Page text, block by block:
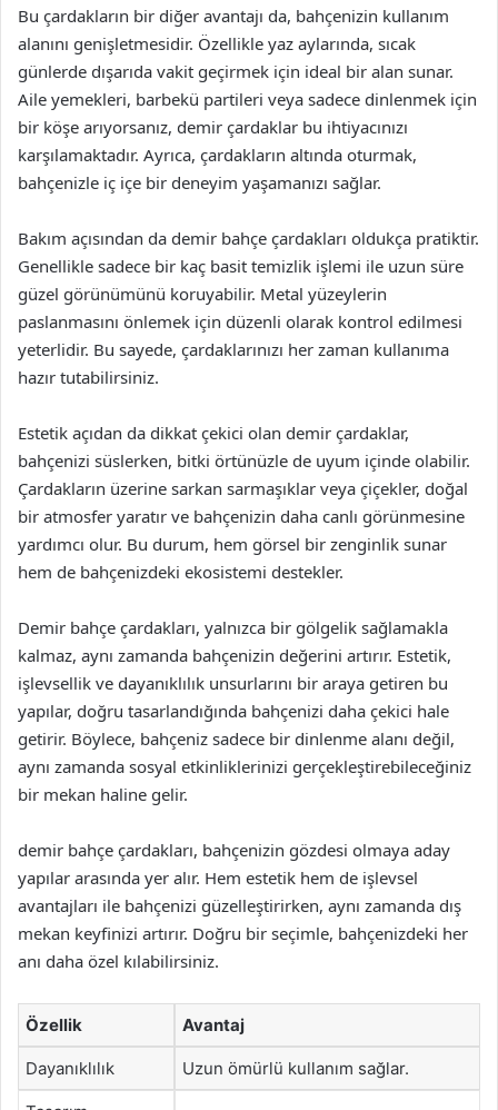
Bu çardakların bir diğer avantajı da, bahçenizin kullanım
alanını genişletmesidir. Özellikle yaz aylarında, sıcak
günlerde dışarıda vakit geçirmek için ideal bir alan sunar.
Aile yemekleri, barbekü partileri veya sadece dinlenmek için
bir köşe arıyorsanız, demir çardaklar bu ihtiyacınızı
karşılamaktadır. Ayrıca, çardakların altında oturmak,
bahçenizle iç içe bir deneyim yaşamanızı sağlar.
Bakım açısından da demir bahçe çardakları oldukça pratiktir.
Genellikle sadece bir kaç basit temizlik işlemi ile uzun süre
güzel görünümünü koruyabilir. Metal yüzeylerin
paslanmasını önlemek için düzenli olarak kontrol edilmesi
yeterlidir. Bu sayede, çardaklarınızı her zaman kullanıma
hazır tutabilirsiniz.
Estetik açıdan da dikkat çekici olan demir çardaklar,
bahçenizi süslerken, bitki örtünüzle de uyum içinde olabilir.
Çardakların üzerine sarkan sarmaşıklar veya çiçekler, doğal
bir atmosfer yaratır ve bahçenizin daha canlı görünmesine
yardımcı olur. Bu durum, hem görsel bir zenginlik sunar
hem de bahçenizdeki ekosistemi destekler.
Demir bahçe çardakları, yalnızca bir gölgelik sağlamakla
kalmaz, aynı zamanda bahçenizin değerini artırır. Estetik,
işlevsellik ve dayanıklılık unsurlarını bir araya getiren bu
yapılar, doğru tasarlandığında bahçenizi daha çekici hale
getirir. Böylece, bahçeniz sadece bir dinlenme alanı değil,
aynı zamanda sosyal etkinliklerinizi gerçekleştirebileceğiniz
bir mekan haline gelir.
demir bahçe çardakları, bahçenizin gözdesi olmaya aday
yapılar arasında yer alır. Hem estetik hem de işlevsel
avantajları ile bahçenizi güzelleştirirken, aynı zamanda dış
mekan keyfinizi artırır. Doğru bir seçimle, bahçenizdeki her
anı daha özel kılabilirsiniz.
Özellik Avantaj
Dayanıklılık Uzun ömürlü kullanım sağlar.